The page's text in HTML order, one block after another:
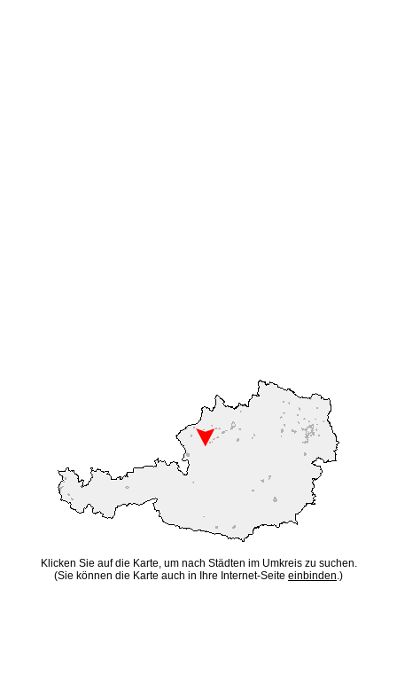
Klicken Sie auf die Karte, um nach Städten im Umkreis zu suchen.
(Sie können die Karte auch in Ihre Internet-Seite einbinden.)